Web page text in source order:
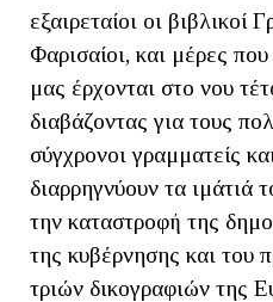
εξαιρεταίοι οι βιβλικοί
Φαρισαίοι, και μέρες που
μας έρχονται στο νου
διαβάζοντας για τους
σύγχρονοι γραμματείς
διαρρηγνύουν τα ιμάτιά
την καταστροφή της
της κυβέρνησης και του
τριών δικογραφιών της